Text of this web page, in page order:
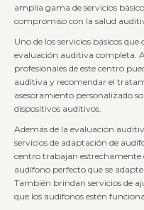
amplia gama de servicios
compromiso con la salud
Uno de los servicios básicos
evaluación auditiva completa.
profesionales de este centro
auditiva y recomendar el
asesoramiento personalizado
dispositivos auditivos.
Además de la evaluación
servicios de adaptación de
centro trabajan estrechamente
audífono perfecto que se adapte
También brindan servicios de
que los audífonos estén